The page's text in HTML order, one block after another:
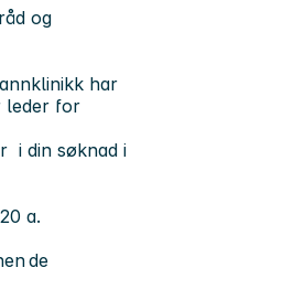
og
har
leder for
i din søknad i
a.
de